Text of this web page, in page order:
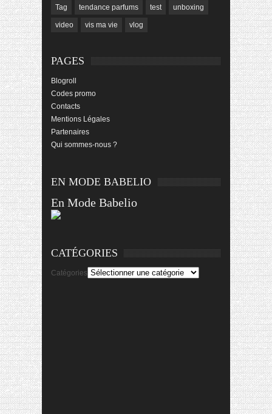
Tag tendance parfums test unboxing
video vis ma vie vlog
PAGES
Blogroll
Codes promo
Contacts
Mentions Légales
Partenaires
Qui sommes-nous ?
EN MODE BABELIO
En Mode Babelio
CATÉGORIES
Catégories